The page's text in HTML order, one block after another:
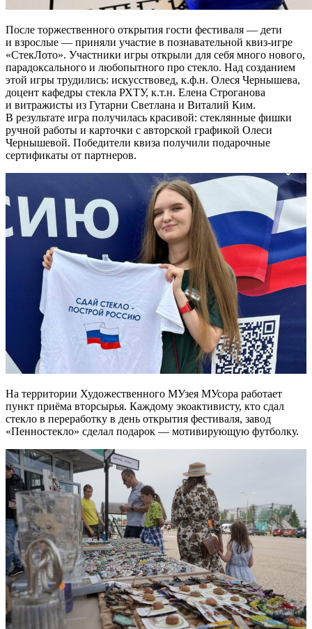
После торжественного открытия гости фестиваля — дети
и взрослые — приняли участие в познавательной квиз-игре
«СтекЛото». Участники игры открыли для себя много нового,
парадоксального и любопытного про стекло. Над созданием
этой игры трудились: искусствовед, к.ф.н. Олеся Чернышева,
доцент кафедры стекла РХТУ, к.т.н. Елена Строганова
и витражисты из Гутарни Светлана и Виталий Ким.
В результате игра получилась красивой: стеклянные фишки
ручной работы и карточки с авторской графикой Олеси
Чернышевой. Победители квиза получили подарочные
сертификаты от партнеров.
На территории Художественного МУзея МУсора работает
пункт приёма вторсырья. Каждому экоактивисту, кто сдал
стекло в переработку в день открытия фестиваля, завод
«Пенностекло» сделал подарок — мотивирующую футболку.